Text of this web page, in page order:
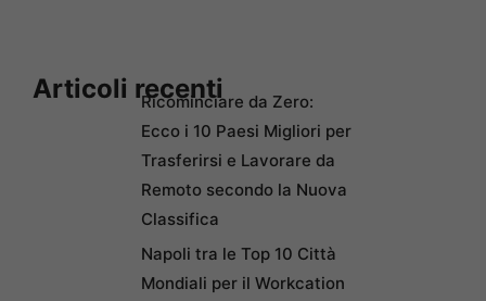
Articoli recentiRicominciare da Zero:
Ecco i 10 Paesi Migliori per
Trasferirsi e Lavorare da
Remoto secondo la Nuova
Classifica
Napoli tra le Top 10 Città
Mondiali per il Workcation